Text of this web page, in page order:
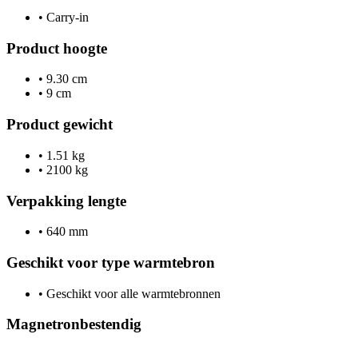
• Carry-in
Product hoogte
• 9.30 cm
• 9 cm
Product gewicht
• 1.51 kg
• 2100 kg
Verpakking lengte
• 640 mm
Geschikt voor type warmtebron
• Geschikt voor alle warmtebronnen
Magnetronbestendig